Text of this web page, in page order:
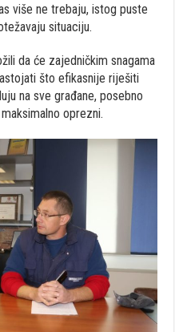
više ne trebaju, istog puste
situaciju.
da će zajedničkim snagama
što efikasnije riješiti
na sve građane, posebno
oprezni.